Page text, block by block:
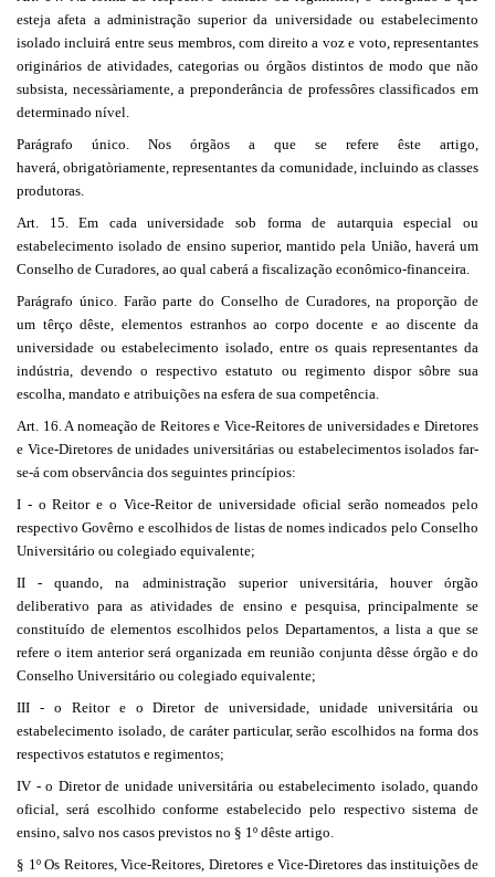
esteja afeta a administração superior da universidade ou estabelecimento
isolado incluirá entre seus membros, com direito a voz e voto, representantes
originários de atividades, categorias ou órgãos distintos de modo que não
subsista, necessàriamente, a preponderância de professôres classificados em
determinado nível.
Parágrafo único. Nos órgãos a que se refere êste artigo,
haverá, obrigatòriamente, representantes da comunidade, incluindo as classes
produtoras.
Art. 15. Em cada universidade sob forma de autarquia especial ou
estabelecimento isolado de ensino superior, mantido pela União, haverá um
Conselho de Curadores, ao qual caberá a fiscalização econômico-financeira.
Parágrafo único. Farão parte do Conselho de Curadores, na proporção de
um têrço dêste, elementos estranhos ao corpo docente e ao discente da
universidade ou estabelecimento isolado, entre os quais representantes da
indústria, devendo o respectivo estatuto ou regimento dispor sôbre sua
escolha, mandato e atribuições na esfera de sua competência.
Art. 16. A nomeação de Reitores e Vice-Reitores de universidades e Diretores
e Vice-Diretores de unidades universitárias ou estabelecimentos isolados far-
se-á com observância dos seguintes princípios:
I - o Reitor e o Vice-Reitor de universidade oficial serão nomeados pelo
respectivo Govêrno e escolhidos de listas de nomes indicados pelo Conselho
Universitário ou colegiado equivalente;
II - quando, na administração superior universitária, houver órgão
deliberativo para as atividades de ensino e pesquisa, principalmente se
constituído de elementos escolhidos pelos Departamentos, a lista a que se
refere o item anterior será organizada em reunião conjunta dêsse órgão e do
Conselho Universitário ou colegiado equivalente;
III - o Reitor e o Diretor de universidade, unidade universitária ou
estabelecimento isolado, de caráter particular, serão escolhidos na forma dos
respectivos estatutos e regimentos;
IV - o Diretor de unidade universitária ou estabelecimento isolado, quando
oficial, será escolhido conforme estabelecido pelo respectivo sistema de
ensino, salvo nos casos previstos no § 1º dêste artigo.
§ 1º Os Reitores, Vice-Reitores, Diretores e Vice-Diretores das instituições de